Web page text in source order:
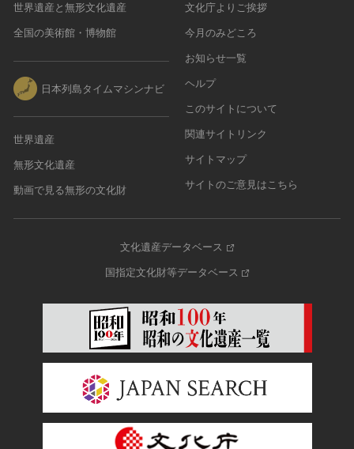
世界遺産と無形文化遺産
全国の美術館・博物館
日本列島タイムマシンナビ
世界遺産
無形文化遺産
動画で見る無形の文化財
文化庁よりご挨拶
今月のみどころ
お知らせ一覧
ヘルプ
このサイトについて
関連サイトリンク
サイトマップ
サイトのご意見はこちら
文化遺産データベース
国指定文化財等データベース